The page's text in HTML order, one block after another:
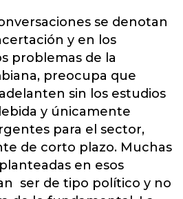
se denotan
y en los
problemas de la
preocupa que
sin los estudios
y únicamente
para el sector,
de corto plazo. Muchas
en esos
ser de tipo político y no